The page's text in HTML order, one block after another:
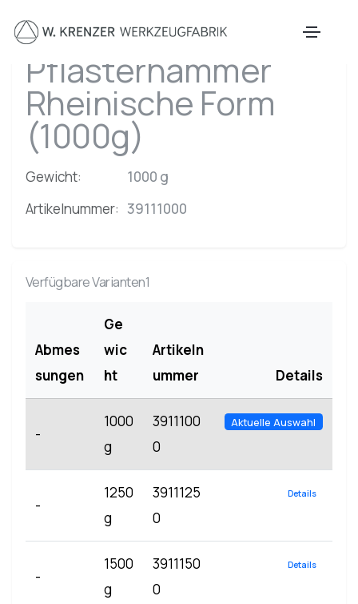
Pflasterhammer
Rheinische Form
(1000g)
Gewicht:
1000 g
Artikelnummer: 39111000
Verfügbare Varianten1
Abmes
sungen
Ge
wic
ht
Artikeln
ummer
Details
-
1000
g
3911100
0
Aktuelle Auswahl
-
1250
g
3911125
0
Details
-
1500
g
3911150
0
Details